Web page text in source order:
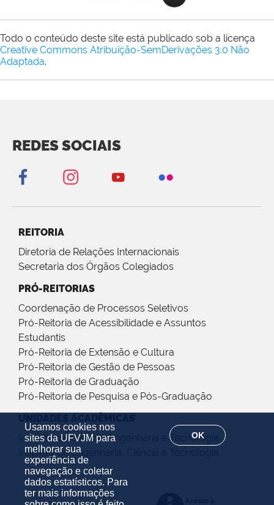
Usamos cookies nos
sites da UFVJM para
melhorar sua
experiência de
navegação e coletar
dados estatísticos. Para
ter mais informações
OK
Todo o conteúdo deste site está publicado sob a licença
Creative Commons Atribuição-SemDerivações 3.0 Não
Adaptada.
REDES SOCIAIS
REITORIA
Diretoria de Relações Internacionais
Secretaria dos Órgãos Colegiados
PRÓ-REITORIAS
Coordenação de Processos Seletivos
Pró-Reitoria de Acessibilidade e Assuntos
Estudantis
Pró-Reitoria de Extensão e Cultura
Pró-Reitoria de Gestão de Pessoas
Pró-Reitoria de Graduação
Pró-Reitoria de Pesquisa e Pós-Graduação
Instituto de Ciência, Engenharia e Tecnologia
Instituto de Engenharia, Ciência e Tecnologia